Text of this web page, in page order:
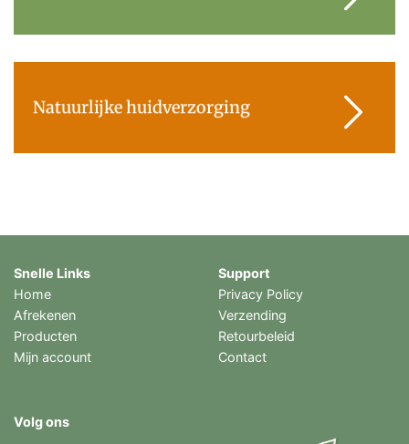
Natuurlijke huidverzorging
Snelle Links
Home
Afrekenen
Producten
Mijn account
Support
Privacy Policy
Verzending
Retourbeleid
Contact
Volg ons